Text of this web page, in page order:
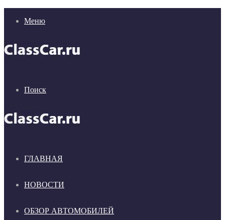
Меню
Поиск
ГЛАВНАЯ
НОВОСТИ
ОБЗОР АВТОМОБИЛЕЙ